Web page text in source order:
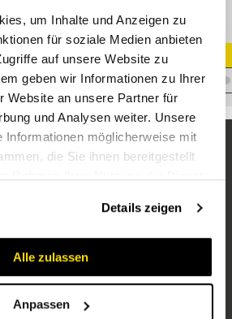
um Inhalte und Anzeigen zu
für soziale Medien anbieten
auf unsere Website zu
geben wir Informationen zu Ihrer
Website an unsere Partner für
und Analysen weiter. Unsere
Informationen möglicherweise mit
die Sie ihnen bereitgestellt
Details zeigen
Alle zulassen
Anpassen